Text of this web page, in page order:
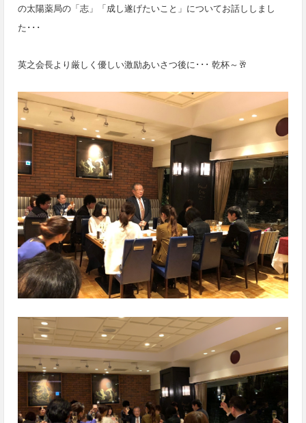
の太陽薬局の「志」「成し遂げたいこと」についてお話ししまし
た･･･
英之会長より厳しく優しい激励あいさつ後に･･･ 乾杯～🥂